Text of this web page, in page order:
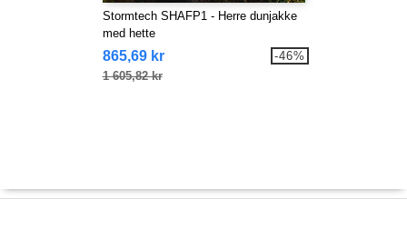
Stormtech SHAFP1 - Herre dunjakke
med hette
865,69 kr
1 605,82 kr
-46%